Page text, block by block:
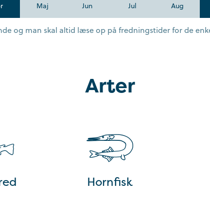
Maj Jun Jul Aug
og man skal altid læse op på fredningstider for de
Arter
Hornfisk